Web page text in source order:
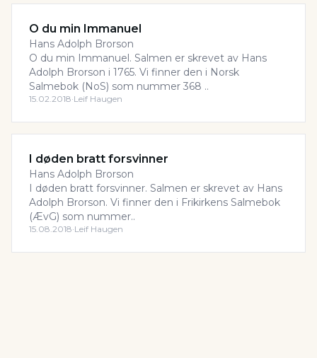
O du min Immanuel
Hans Adolph Brorson
O du min Immanuel. Salmen er skrevet av Hans
Adolph Brorson i 1765. Vi finner den i Norsk
Salmebok (NoS) som nummer 368 ..
15.02.2018·Leif Haugen
I døden bratt forsvinner
Hans Adolph Brorson
I døden bratt forsvinner. Salmen er skrevet av Hans
Adolph Brorson. Vi finner den i Frikirkens Salmebok
(ÆvG) som nummer..
15.08.2018·Leif Haugen